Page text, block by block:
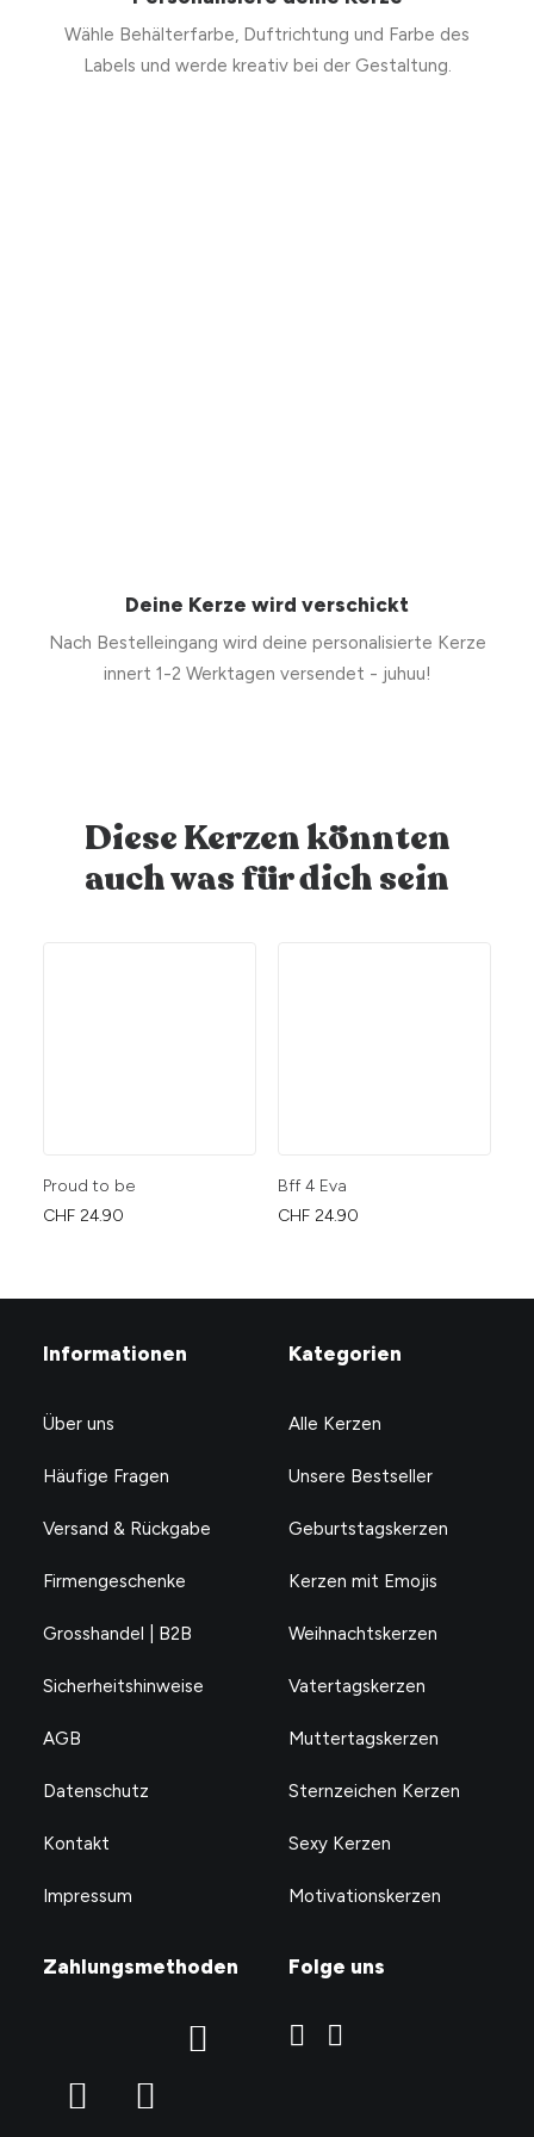
Wähle Behälterfarbe, Duftrichtung und Farbe des
Labels und werde kreativ bei der Gestaltung.
Deine Kerze wird verschickt
Nach Bestelleingang wird deine personalisierte Kerze
innert 1-2 Werktagen versendet - juhuu!
Diese Kerzen könnten
auch was für dich sein
Proud to be
CHF 24.90
Bff 4 Eva
CHF 24.90
Informationen
Über uns
Häufige Fragen
Versand & Rückgabe
Firmengeschenke
Grosshandel | B2B
Sicherheitshinweise
AGB
Datenschutz
Kontakt
Impressum
Kategorien
Alle Kerzen
Unsere Bestseller
Geburtstagskerzen
Kerzen mit Emojis
Weihnachtskerzen
Vatertagskerzen
Muttertagskerzen
Sternzeichen Kerzen
Sexy Kerzen
Motivationskerzen
Zahlungsmethoden Folge uns